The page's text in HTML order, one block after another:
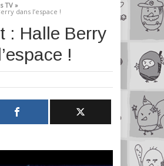
TV »
dans l’espace !
: Halle Berry
!